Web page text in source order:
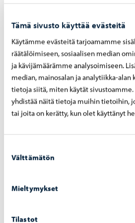
Tämä sivusto käyttää evästeitä
Käytämme evästeitä tarjoamamme
räätälöimiseen, sosiaalisen median
ja kävijämäärämme analysoimiseen.
median, mainosalan ja analytiikka-
tietoja siitä, miten käytät
yhdistää näitä tietoja muihin tietoihin,
tai joita on kerätty, kun olet käyttänyt
valinta
Välttämätön
Mieltymykset
Tilastot
Asuminen ja ympäristö -
Hu­le­ve­si­mak­su­jen las­ku­tus
– mak­su­pe­rus­tei­ta on
2026